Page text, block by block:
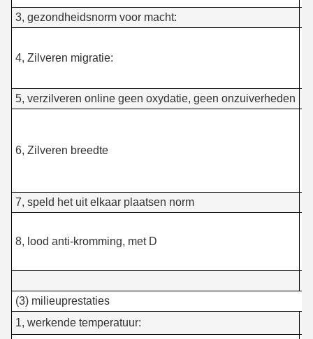
3, gezondheidsnorm voor macht:
4, Zilveren migratie:
5, verzilveren online geen oxydatie, geen onzuiverheden
6, Zilveren breedte
7, speld het uit elkaar plaatsen norm
8, lood anti-kromming, met D
(3) milieuprestaties
1, werkende temperatuur: